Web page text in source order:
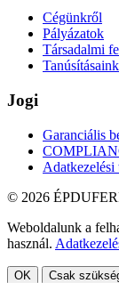
Cégünkről
Pályázatok
Társadalmi
Tanúsításaink
Jogi
Garanciális
Adatkezelési
© 2026
Weboldalunk a
használ.
OK Csak